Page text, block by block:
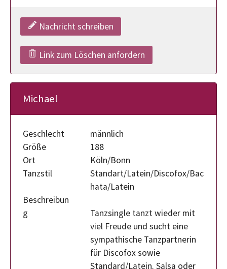
Nachricht schreiben
Link zum Löschen anfordern
Michael
Geschlecht
männlich
Größe
188
Ort
Köln/Bonn
Tanzstil
Standart/Latein/Discofox/Bac
hata/Latein
Beschreibun
g
Tanzsingle tanzt wieder mit
viel Freude und sucht eine
sympathische Tanzpartnerin
für Discofox sowie
Standard/Latein. Salsa oder